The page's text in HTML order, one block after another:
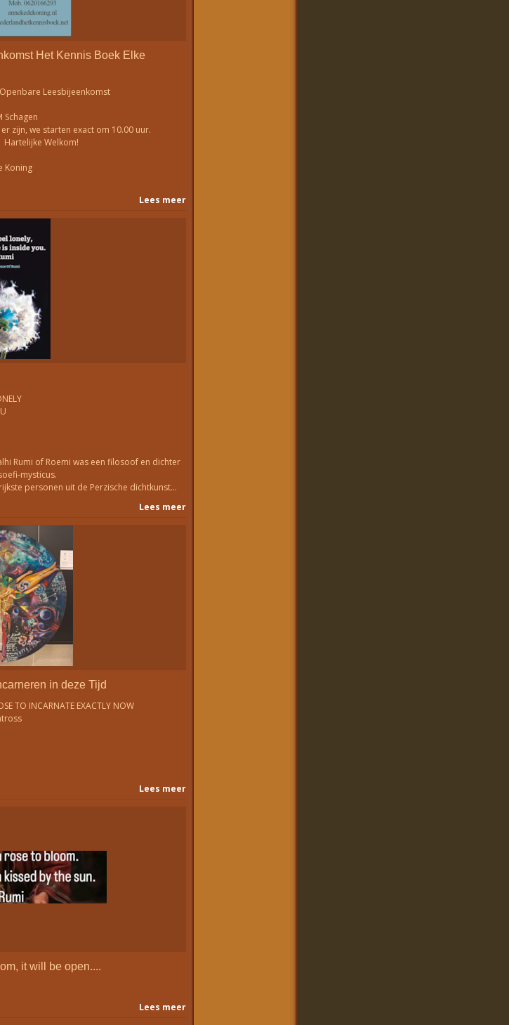
Het Kennis Boek Elke
Leesbijeenkomst
Schagen
zijn, we starten exact om 10.00 uur.
Welkom!
Koning
Lees meer
Rumi of Roemi was een filosoof en dichter
mysticus.
personen uit de Perzische dichtkunst…
Lees meer
in deze Tijd
TO INCARNATE EXACTLY NOW
Lees meer
it will be open....
Lees meer